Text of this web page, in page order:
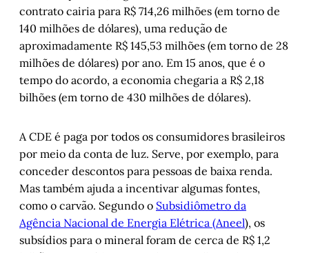
contrato cairia para R$ 714,26 milhões (em torno de
140 milhões de dólares), uma redução de
aproximadamente R$ 145,53 milhões (em torno de 28
milhões de dólares) por ano. Em 15 anos, que é o
tempo do acordo, a economia chegaria a R$ 2,18
bilhões (em torno de 430 milhões de dólares).
A CDE é paga por todos os consumidores brasileiros
por meio da conta de luz. Serve, por exemplo, para
conceder descontos para pessoas de baixa renda.
Mas também ajuda a incentivar algumas fontes,
como o carvão. Segundo o Subsidiômetro da
Agência Nacional de Energia Elétrica (Aneel), os
subsídios para o mineral foram de cerca de R$ 1,2